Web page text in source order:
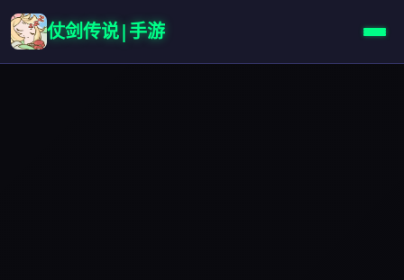
仗剑传说|手游